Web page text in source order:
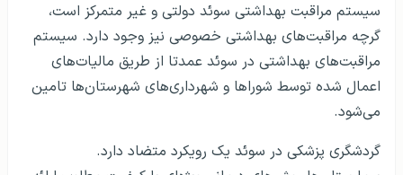
سیستم مراقبت بهداشتی سوئد دولتی و غیر متمرکز است،
گرچه مراقبت‌های بهداشتی خصوصی نیز وجود دارد. سیستم
مراقبت‌های بهداشتی در سوئد عمدتا از طریق مالیات‌های
اعمال شده توسط شوراها و شهرداری‌های شهرستان‌­ها تامین
می‌شود.
گردشگری پزشکی در سوئد یک رویکرد متضاد دارد.